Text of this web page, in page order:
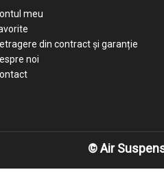
meu
din contract și garanție
noi
© Air